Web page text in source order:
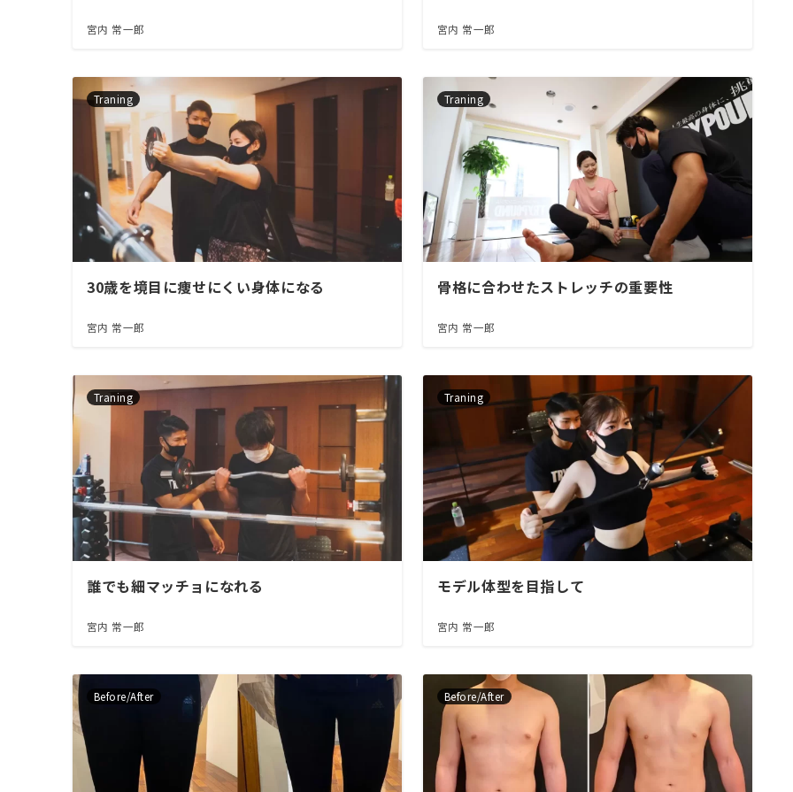
宮内 常一郎 宮内 常一郎
Traning
30歳を境目に痩せにくい身体になる
宮内 常一郎
Traning
骨格に合わせたストレッチの重要性
宮内 常一郎
Traning
誰でも細マッチョになれる
宮内 常一郎
Traning
モデル体型を目指して
宮内 常一郎
Before/After Before/After